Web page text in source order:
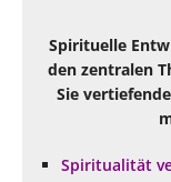
Spirituelle
den zentralen
Sie
Spiritualität